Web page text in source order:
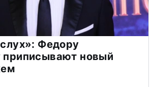
Федору
приписывают новый